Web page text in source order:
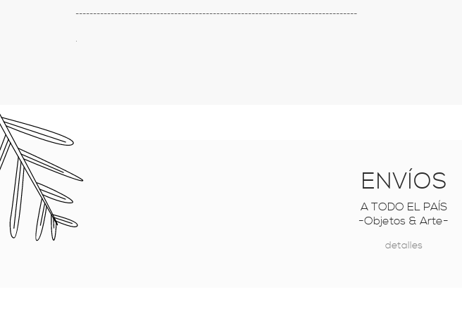
--------------------------------------------------------------------------------
.
ENVÍOS
A TODO EL PAÍS
-Objetos & Arte-
detalles